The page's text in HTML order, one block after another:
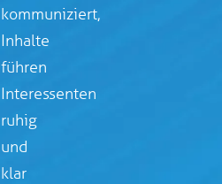
kommuniziert,
Inhalte
führen
Interessenten
ruhig
und
klar